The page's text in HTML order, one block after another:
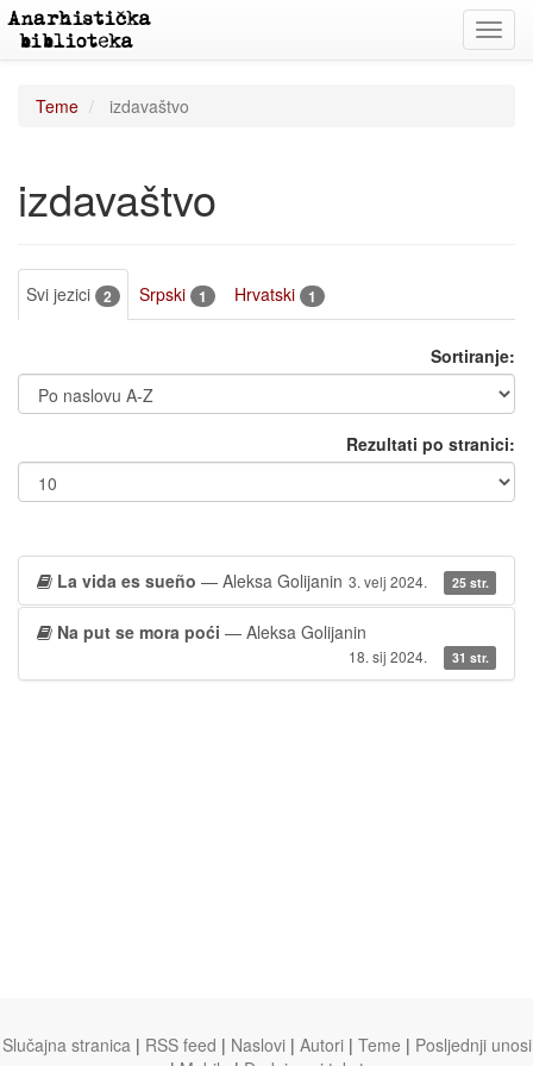
Teme izdavaštvo
izdavaštvo
Svi jezici 2 Srpski 1 Hrvatski 1
Sortiranje:
Rezultati po stranici:
La vida es sueño — Aleksa Golijanin 3. velj 2024. 25 str.
Na put se mora poći — Aleksa Golijanin
18. sij 2024. 31 str.
Slučajna stranica | RSS feed | Naslovi | Autori | Teme | Posljednji unosi